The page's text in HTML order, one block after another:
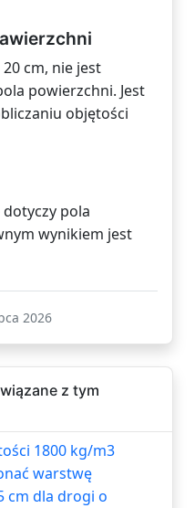
cm, nie jest
powierzchni. Jest
objętości
pola
wynikiem jest
2026
z tym
1800 kg/m3
warstwę
cm dla drogi o